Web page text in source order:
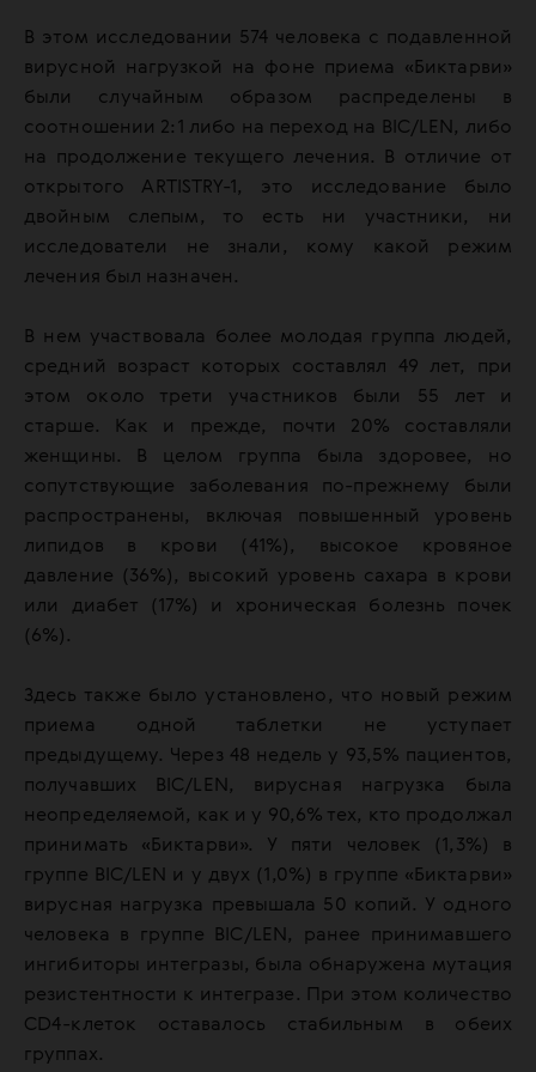
В этом исследовании 574 человека с подавленной
вирусной нагрузкой на фоне приема «Биктарви»
были случайным образом распределены в
соотношении 2:1 либо на переход на BIC/LEN, либо
на продолжение текущего лечения. В отличие от
открытого ARTISTRY-1, это исследование было
двойным слепым, то есть ни участники, ни
исследователи не знали, кому какой режим
лечения был назначен.
В нем участвовала более молодая группа людей,
средний возраст которых составлял 49 лет, при
этом около трети участников были 55 лет и
старше. Как и прежде, почти 20% составляли
женщины. В целом группа была здоровее, но
сопутствующие заболевания по-прежнему были
распространены, включая повышенный уровень
липидов в крови (41%), высокое кровяное
давление (36%), высокий уровень сахара в крови
или диабет (17%) и хроническая болезнь почек
(6%).
Здесь также было установлено, что новый режим
приема одной таблетки не уступает
предыдущему. Через 48 недель у 93,5% пациентов,
получавших BIC/LEN, вирусная нагрузка была
неопределяемой, как и у 90,6% тех, кто продолжал
принимать «Биктарви». У пяти человек (1,3%) в
группе BIC/LEN и у двух (1,0%) в группе «Биктарви»
вирусная нагрузка превышала 50 копий. У одного
человека в группе BIC/LEN, ранее принимавшего
ингибиторы интегразы, была обнаружена мутация
резистентности к интегразе. При этом количество
CD4-клеток оставалось стабильным в обеих
группах.